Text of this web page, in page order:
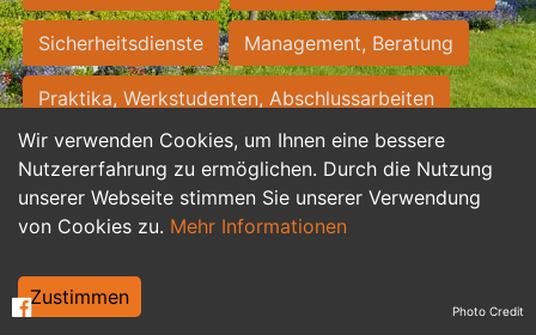
Wir verwenden Cookies, um Ihnen eine bessere
Nutzererfahrung zu ermöglichen. Durch die Nutzung
unserer Webseite stimmen Sie unserer Verwendung
von Cookies zu. Mehr Informationen
Zustimmen
Sicherheitsdienste Management, Beratung
Praktika, Werkstudenten, Abschlussarbeiten
Personalwesen Assistenz, Sekretariat
Hilfskräfte, Aushilfs- und Nebenjobs
Weiterbildung, Studium, duale Ausbildung Photo Credit